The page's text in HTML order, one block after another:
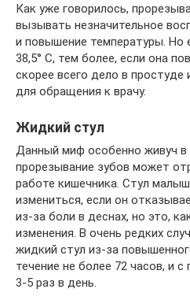
Как уже говорилось,
вызывать незначительное
и повышение температуры. Но
38,5° C, тем более, если она
скорее всего дело в
для обращения к врачу.
Жидкий стул
Данный миф особенно живуч в
прорезывание зубов может
работе кишечника. Стул
измениться, если он
из-за боли в деснах, но это,
изменения. В очень редких
жидкий стул из-за
течение не более 72 часов, и
3-5 раз в день.